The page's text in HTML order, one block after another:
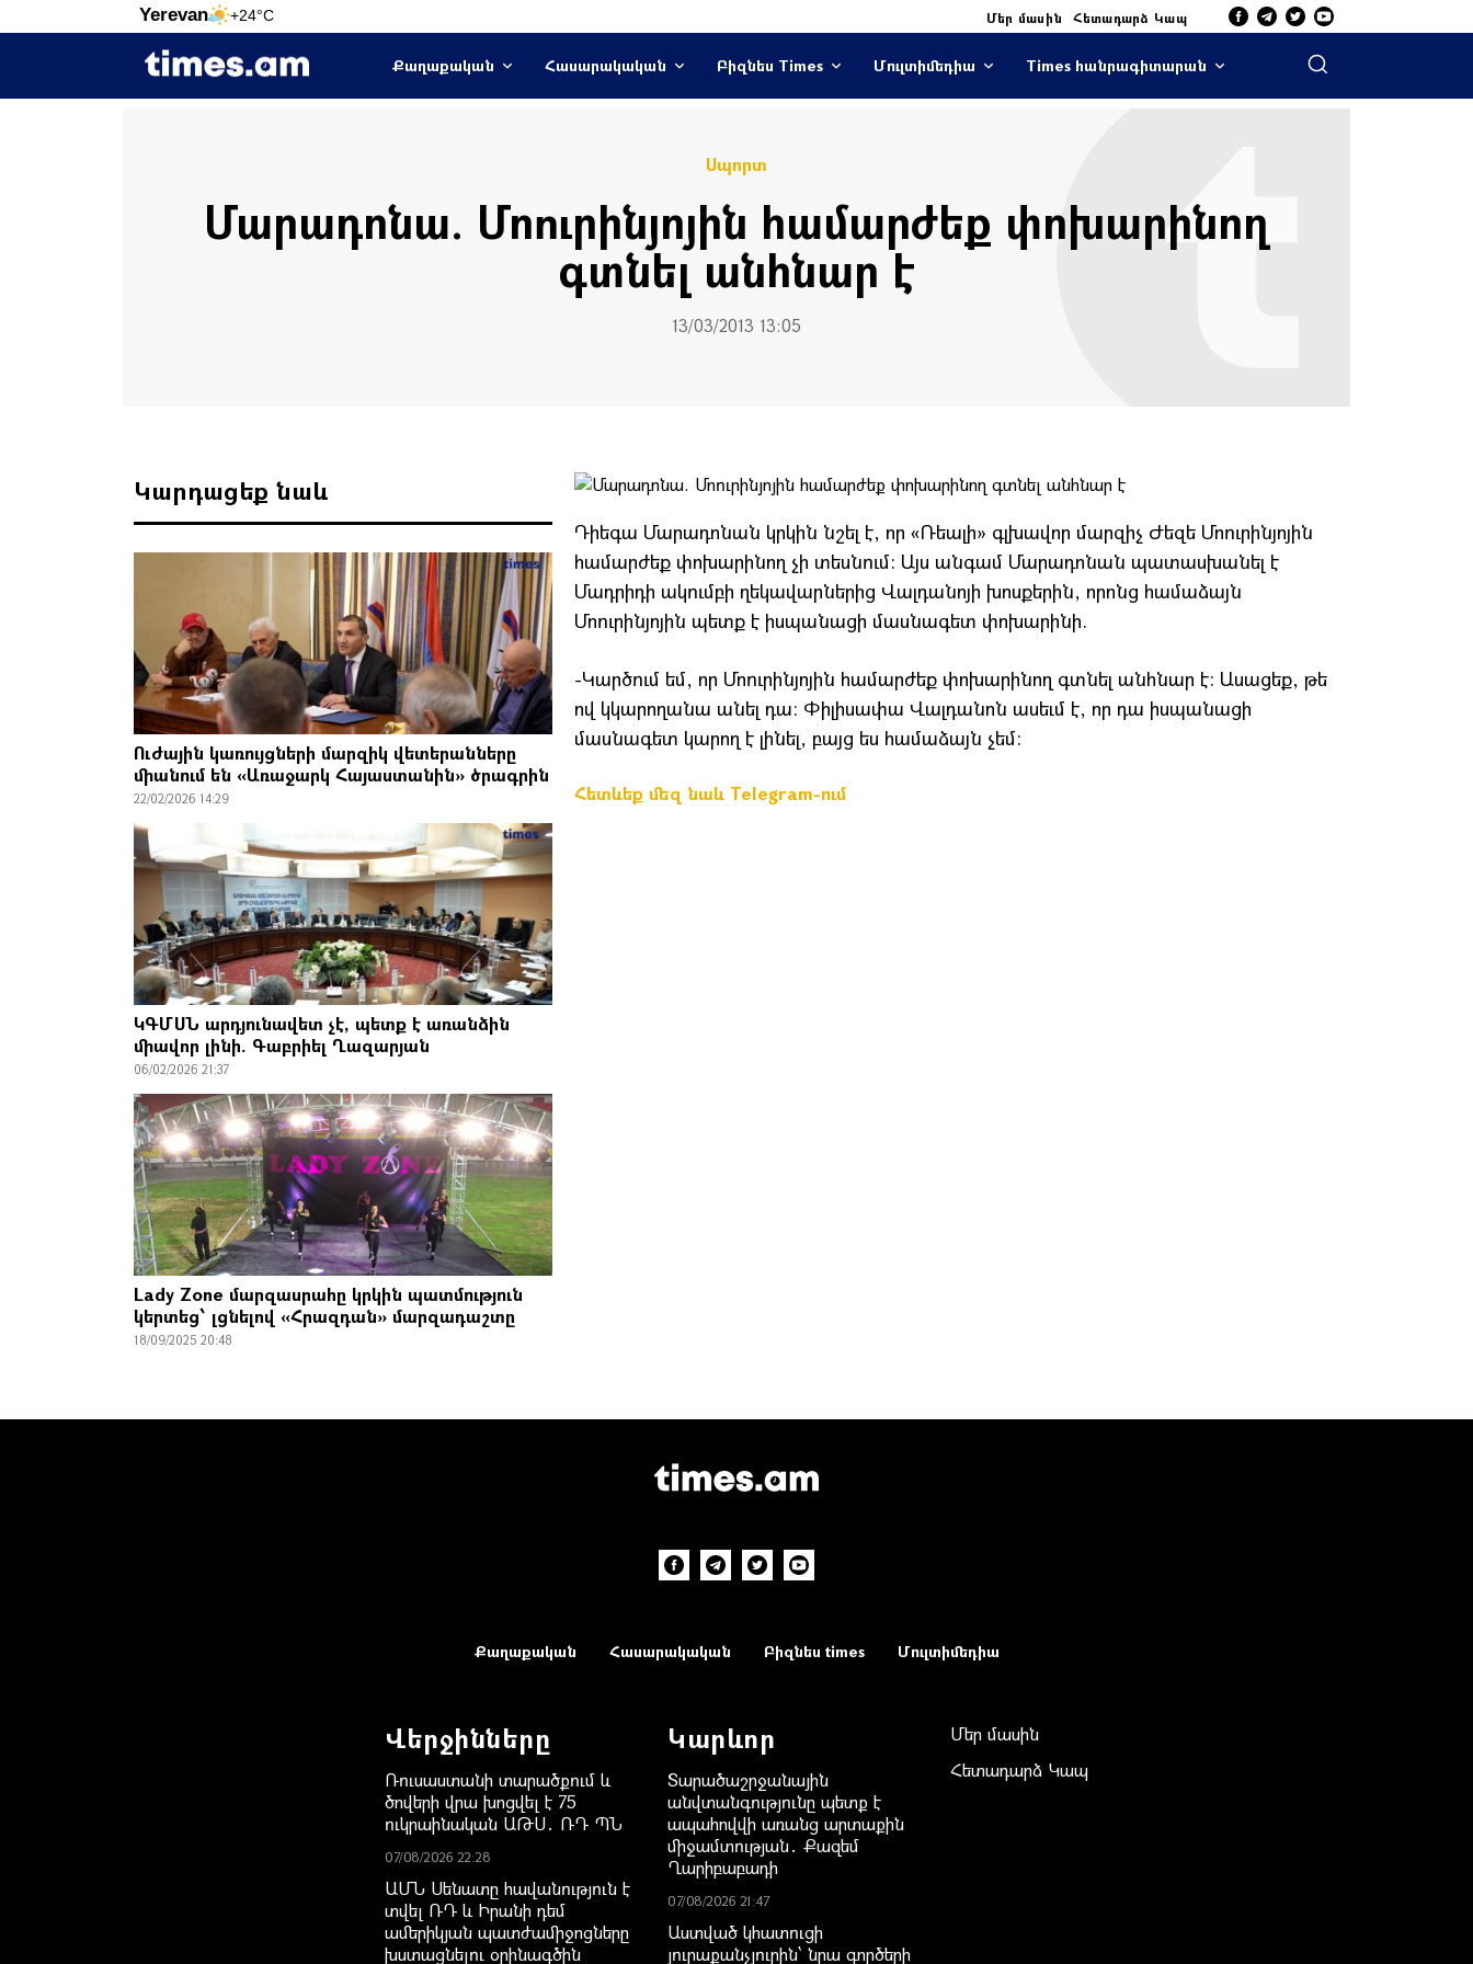
Yerevan +24°C Մեր մասին Հետադարձ Կապ
Քաղաքական Հասարակական Բիզնես Times Մուլտիմեդիա Times հանրագիտարան
Սպորտ
Մարադոնա. Մոուրինյոյին համարժեք փոխարինող
գտնել անհնար է
13/03/2013 13:05
Կարդացեք նաև
Ուժային կառույցների մարզիկ վետերանները
միանում են «Առաջարկ Հայաստանին» ծրագրին
22/02/2026 14:29
ԿԳՄՍՆ արդյունավետ չէ, պետք է առանձին
միավոր լինի. Գաբրիել Ղազարյան
06/02/2026 21:37
Lady Zone մարզասրահը կրկին պատմություն
կերտեց՝ լցնելով «Հրազդան» մարզադաշտը
18/09/2025 20:48
Դիեգա Մարադոնան կրկին նշել է, որ «Ռեալի» գլխավոր մարզիչ Ժեզե Մոուրինյոյին
համարժեք փոխարինող չի տեսնում: Այս անգամ Մարադոնան պատասխանել է
Մադրիդի ակումբի ղեկավարներից Վալդանոյի խոսքերին, որոնց համաձայն
Մոուրինյոյին պետք է իսպանացի մասնագետ փոխարինի.
-Կարծում եմ, որ Մոուրինյոյին համարժեք փոխարինող գտնել անհնար է: Ասացեք, թե
ով կկարողանա անել դա: Փիլիսափա Վալդանոն ասեւմ է, որ դա իսպանացի
մասնագետ կարող է լինել, բայց ես համաձայն չեմ:
Հետևեք մեզ նաև Telegram-ում
Քաղաքական Հասարակական Բիզնես times Մուլտիմեդիա
Վերջինները
Ռուսաստանի տարածքում և
ծովերի վրա խոցվել է 75
ուկրաինական ԱԹՍ․ ՌԴ ՊՆ
07/08/2026 22:28
ԱՄՆ Սենատը հավանություն է
տվել ՌԴ և Իրանի դեմ
ամերիկյան պատժամիջոցները
խստացնելու օրինագծին
Կարևոր
Տարածաշրջանային
անվտանգությունը պետք է
ապահովվի առանց արտաքին
միջամտության․ Քազեմ
Ղարիբաբադի
07/08/2026 21:47
Աստված կհատուցի
յուրաքանչյուրին՝ նրա գործերի
Մեր մասին
Հետադարձ Կապ